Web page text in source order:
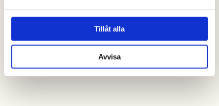
Tillåt alla
Avvisa